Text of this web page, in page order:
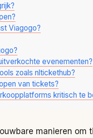
Viagogo?
evenementen?
zoals nltickethub?
van tickets?
kritisch te
manieren om